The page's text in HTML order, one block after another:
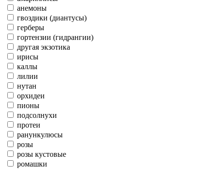
анемоны
гвоздики (диантусы)
герберы
гортензии (гидрангии)
другая экзотика
ирисы
каллы
лилии
нутан
орхидеи
пионы
подсолнухи
протеи
ранункулюсы
розы
розы кустовые
ромашки